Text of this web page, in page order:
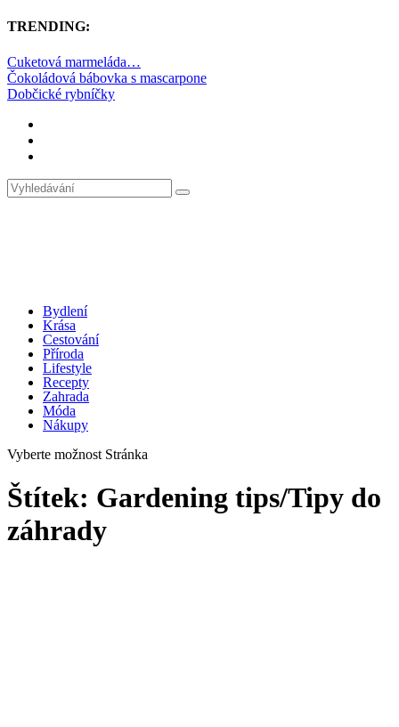
TRENDING:
Cuketová marmeláda…
Čokoládová bábovka s mascarpone
Dobčické rybníčky
Bydlení
Krása
Cestování
Příroda
Lifestyle
Recepty
Zahrada
Móda
Nákupy
Vyberte možnost Stránka
Štítek: Gardening tips/Tipy do
záhrady